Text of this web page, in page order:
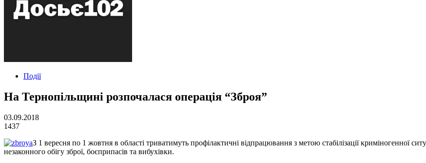
Події
На Тернопільщині розпочалася операція “Зброя”
03.09.2018
1437
З 1 вересня по 1 жовтня в області триватимуть профілактичні відпрацювання з метою стабілізації криміногенної
незаконного обігу зброї, боєприпасів та вибухівки.